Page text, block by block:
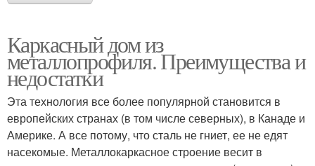
Каркасный дом из
металлопрофиля. Преимущества и
недостатки
Эта технология все более популярной становится в
европейских странах (в том числе северных), в Канаде и
Америке. А все потому, что сталь не гниет, ее не едят
насекомые. Металлокаркасное строение весит в